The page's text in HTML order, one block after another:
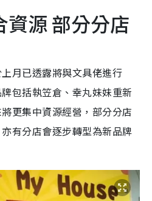
資源 部分分店
月已透露將與文具佬進行
包括執笠倉、幸丸妹妹重新
更集中資源經營，部分分店
有分店會逐步轉型為新品牌